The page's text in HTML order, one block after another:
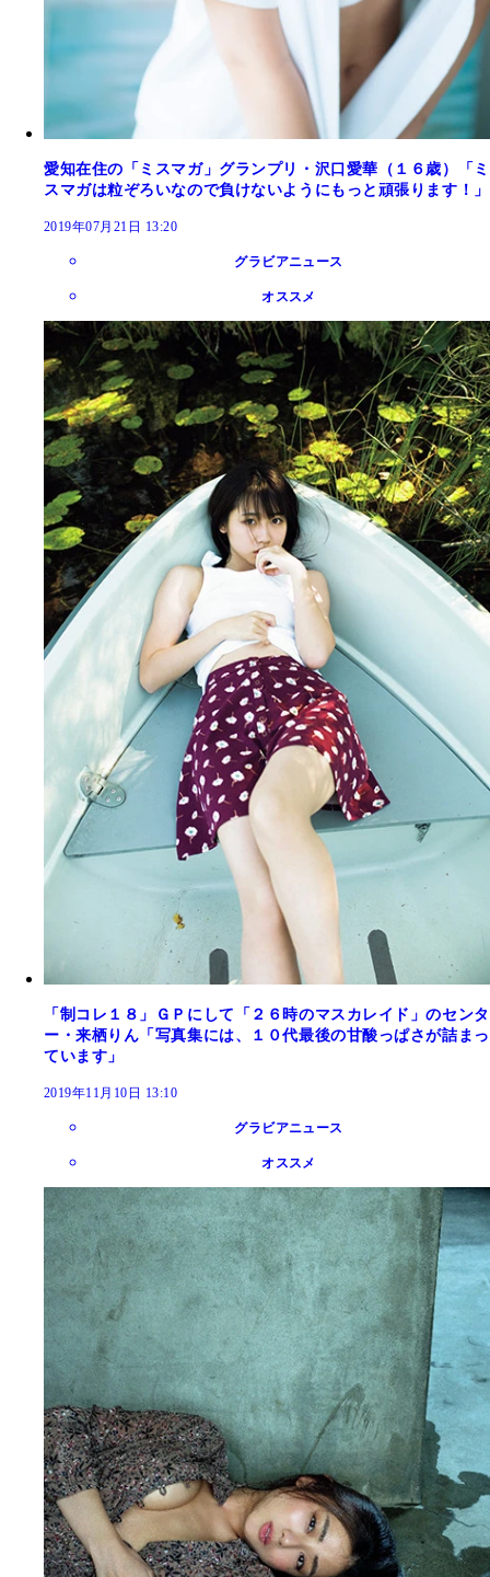
愛知在住の「ミスマガ」グランプリ・沢口愛華（１６歳）「ミ
スマガは粒ぞろいなので負けないようにもっと頑張ります！」
2019年07月21日 13:20
グラビアニュース
オススメ
「制コレ１８」ＧＰにして「２６時のマスカレイド」のセンタ
ー・来栖りん「写真集には、１０代最後の甘酸っぱさが詰まっ
ています」
2019年11月10日 13:10
グラビアニュース
オススメ